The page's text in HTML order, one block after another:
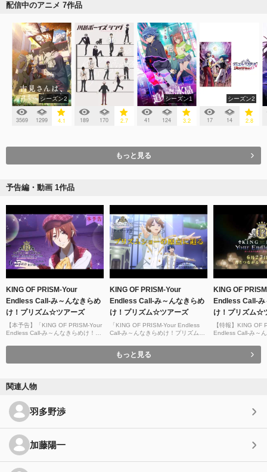
配信中のアニメ 7作品
シーズン2
3569 1299 4.1 189 170 2.7
シーズン1
41 124 3.2
シーズン2
17 14 2.8
もっと見る
予告編・動画 1作品
KING OF PRISM-Your
Endless Call-み～んなきらめ
け！プリズム☆ツアーズ
【本予告】「KING OF PRISM-Your
Endless Call-み～んなきらめけ！プ
君とつながるROAD SHOW
KING OF PRISM-Your
Endless Call-み～んなきらめ
け！プリズム☆ツアーズ
「KING OF PRISM-Your Endless
Call-み～んなきらめけ！プリズム☆
KING OF
Endless Call-み
け！プリズム☆
【特報】KING OF
Endless Call-み～
ながるROAD
もっと見る
関連人物
羽多野渉
加藤陽一